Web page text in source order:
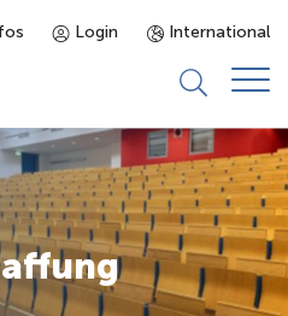
Login International